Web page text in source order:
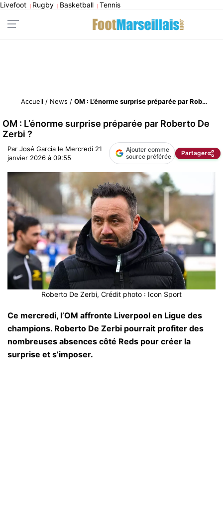
Livefoot | Rugby | Basketball | Tennis
Accueil / News / OM : L’énorme surprise préparée par Roberto De Zerbi ?
OM : L’énorme surprise préparée par Roberto De
Zerbi ?
Par José Garcia le Mercredi 21
janvier 2026 à 09:55
Ajouter comme
source préférée
Partager
Roberto De Zerbi, Crédit photo : Icon Sport
Ce mercredi, l’OM affronte Liverpool en Ligue des
champions. Roberto De Zerbi pourrait profiter des
nombreuses absences côté Reds pour créer la
surprise et s’imposer.